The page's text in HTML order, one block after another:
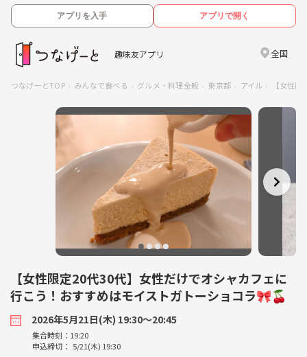
アプリを入手 アプリで開く
趣味友アプリ 全国
つなげーとTOP みんなで食べる グルメ・料理全般 東京都 アイル 【女性
【女性限定20代30代】女性だけでオシャカフェに
行こう！おすすめはモイストガトーショコラ🎀🍒
2026年5月21日(木) 19:30〜20:45
集合時刻：19:20
申込締切： 5/21(木) 19:30